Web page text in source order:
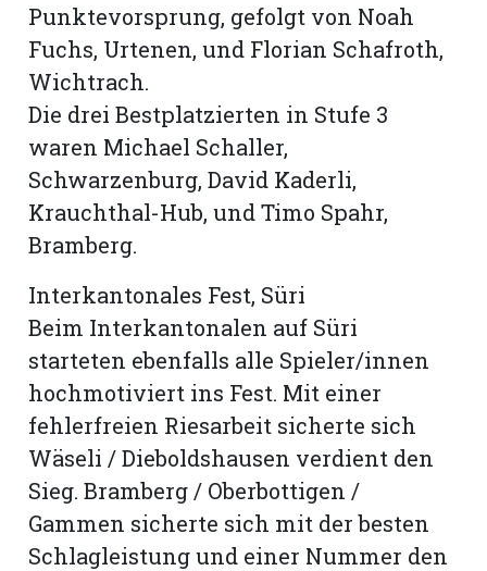
Punktevorsprung, gefolgt von Noah
Fuchs, Urtenen, und Florian Schafroth,
Wichtrach.
Die drei Bestplatzierten in Stufe 3
waren Michael Schaller,
Schwarzenburg, David Kaderli,
Krauchthal-Hub, und Timo Spahr,
Bramberg.
Interkantonales Fest, Süri
Beim Interkantonalen auf Süri
starteten ebenfalls alle Spieler/innen
hochmotiviert ins Fest. Mit einer
fehlerfreien Riesarbeit sicherte sich
Wäseli / Dieboldshausen verdient den
Sieg. Bramberg / Oberbottigen /
Gammen sicherte sich mit der besten
Schlagleistung und einer Nummer den